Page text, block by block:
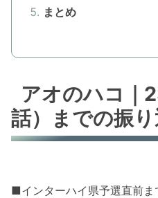
まとめ
アオのハコ｜
話）までの振り
■インターハイ県予選直前ま